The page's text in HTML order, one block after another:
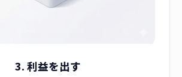
3. 利益を出す